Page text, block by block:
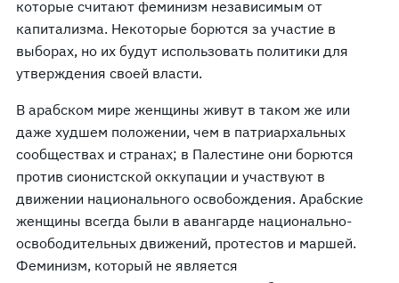
которые считают феминизм независимым от
капитализма. Некоторые борются за участие в
выборах, но их будут использовать политики для
утверждения своей власти.
В арабском мире женщины живут в таком же или
даже худшем положении, чем в патриархальных
сообществах и странах; в Палестине они борются
против сионистской оккупации и участвуют в
движении национального освобождения. Арабские
женщины всегда были в авангарде национально-
освободительных движений, протестов и маршей.
Феминизм, который не является